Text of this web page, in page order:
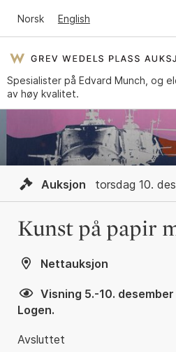
Norsk English
Spesialister på Edvard Munch, og
av høy kvalitet.
Auksjon torsdag 10.
Kunst på papir
Nettauksjon
Visning 5.-10.
Logen.
Avsluttet